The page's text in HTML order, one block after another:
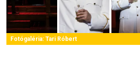
Fotógaléria: Tari Róbert